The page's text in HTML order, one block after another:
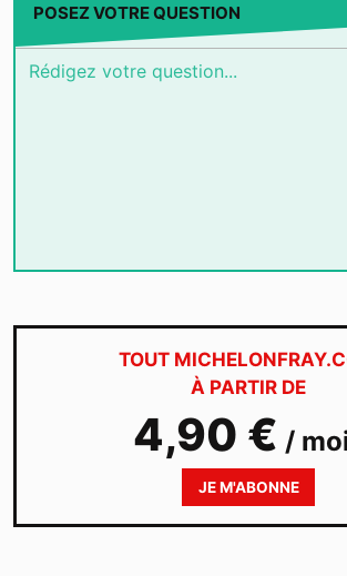
POSEZ VOTRE QUESTION
TOUT
À PARTIR DE
4,90 € /
JE M'ABONNE